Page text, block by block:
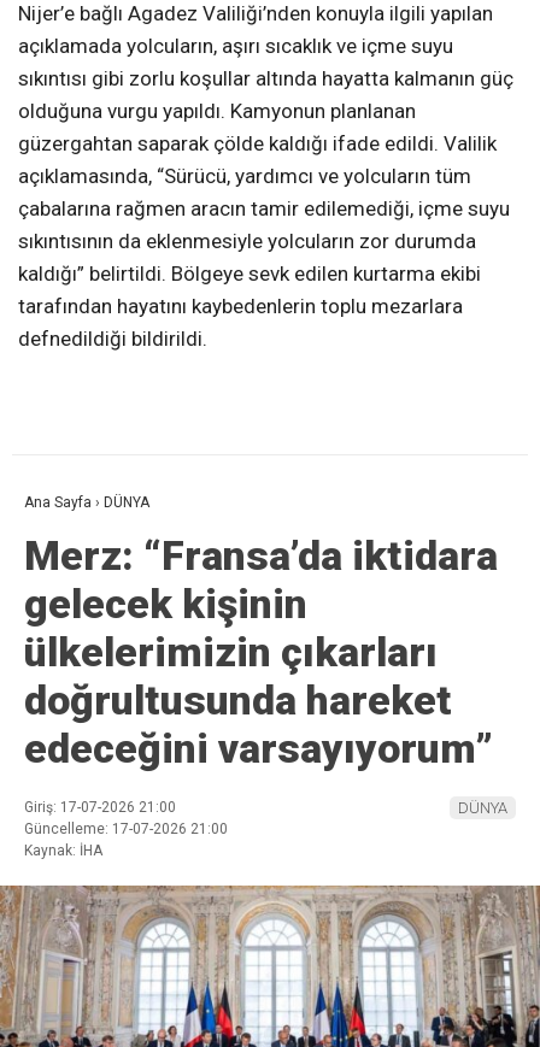
Nijer’e bağlı Agadez Valiliği’nden konuyla ilgili yapılan
açıklamada yolcuların, aşırı sıcaklık ve içme suyu
sıkıntısı gibi zorlu koşullar altında hayatta kalmanın güç
olduğuna vurgu yapıldı. Kamyonun planlanan
güzergahtan saparak çölde kaldığı ifade edildi. Valilik
açıklamasında, “Sürücü, yardımcı ve yolcuların tüm
çabalarına rağmen aracın tamir edilemediği, içme suyu
sıkıntısının da eklenmesiyle yolcuların zor durumda
kaldığı” belirtildi. Bölgeye sevk edilen kurtarma ekibi
tarafından hayatını kaybedenlerin toplu mezarlara
defnedildiği bildirildi.
Ana Sayfa › DÜNYA
Merz: “Fransa’da iktidara
gelecek kişinin
ülkelerimizin çıkarları
doğrultusunda hareket
edeceğini varsayıyorum”
Giriş: 17-07-2026 21:00
Güncelleme: 17-07-2026 21:00
Kaynak: İHA
DÜNYA